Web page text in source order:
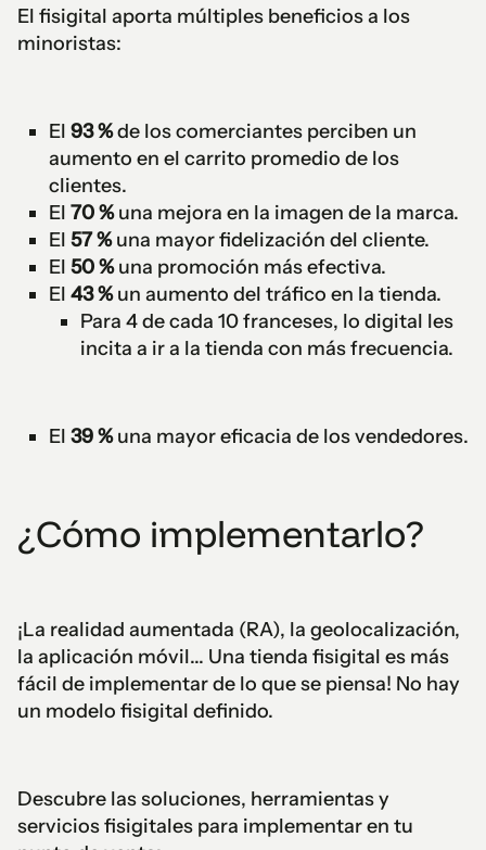
El fisigital aporta múltiples beneficios a los
minoristas:
El 93 %de los comerciantes perciben un
aumento en el carrito promedio de los
clientes.
El 70 %una mejora en la imagen de la marca.
El 57 %una mayor fidelización del cliente.
El 50 %una promoción más efectiva.
El 43 %un aumento del tráfico en la tienda.
Para 4 de cada 10 franceses, lo digital les
incita a ir a la tienda con más frecuencia.
El 39 %una mayor eficacia de los vendedores.
¿Cómo implementarlo?
¡La realidad aumentada (RA), la geolocalización,
la aplicación móvil... Una tienda fisigital es más
fácil de implementar de lo que se piensa! No hay
un modelo fisigital definido.
Descubre las soluciones, herramientas y
servicios fisigitales para implementar en tu